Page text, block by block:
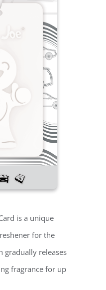
is a unique
for the
gradually releases
fragrance for up